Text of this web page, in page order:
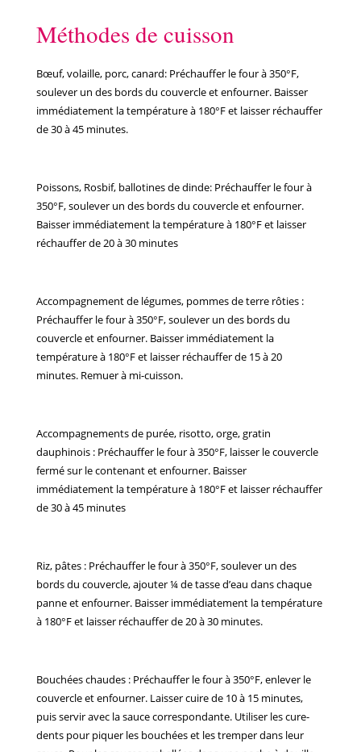
Méthodes de cuisson
Bœuf, volaille, porc, canard: Préchauffer le four à 350°F,
soulever un des bords du couvercle et enfourner. Baisser
immédiatement la température à 180°F et laisser réchauffer
de 30 à 45 minutes.
Poissons, Rosbif, ballotines de dinde: Préchauffer le four à
350°F, soulever un des bords du couvercle et enfourner.
Baisser immédiatement la température à 180°F et laisser
réchauffer de 20 à 30 minutes
Accompagnement de légumes, pommes de terre rôties :
Préchauffer le four à 350°F, soulever un des bords du
couvercle et enfourner. Baisser immédiatement la
température à 180°F et laisser réchauffer de 15 à 20
minutes. Remuer à mi-cuisson.
Accompagnements de purée, risotto, orge, gratin
dauphinois : Préchauffer le four à 350°F, laisser le couvercle
fermé sur le contenant et enfourner. Baisser
immédiatement la température à 180°F et laisser réchauffer
de 30 à 45 minutes
Riz, pâtes : Préchauffer le four à 350°F, soulever un des
bords du couvercle, ajouter ¼ de tasse d’eau dans chaque
panne et enfourner. Baisser immédiatement la température
à 180°F et laisser réchauffer de 20 à 30 minutes.
Bouchées chaudes : Préchauffer le four à 350°F, enlever le
couvercle et enfourner. Laisser cuire de 10 à 15 minutes,
puis servir avec la sauce correspondante. Utiliser les cure-
dents pour piquer les bouchées et les tremper dans leur